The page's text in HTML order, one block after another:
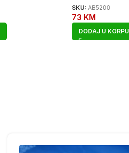
SKU: AB5200
73 KM
DODAJ U KORPU